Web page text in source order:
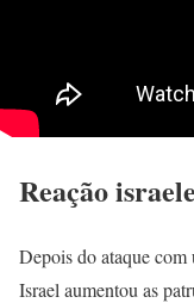
Reação
Depois do ataque com
Israel aumentou as